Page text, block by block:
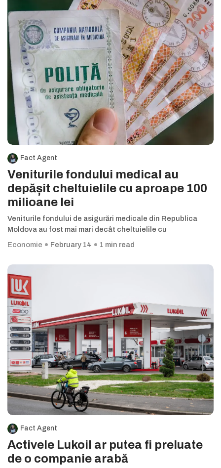
Fact Agent
Veniturile fondului medical au
depășit cheltuielile cu aproape 100
milioane lei
Veniturile fondului de asigurări medicale din Republica
Moldova au fost mai mari decât cheltuielile cu
Economie
February 14 1 min read
Fact Agent
Activele Lukoil ar putea fi preluate
de o companie arabă